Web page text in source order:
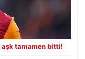
aşk tamamen bitti!